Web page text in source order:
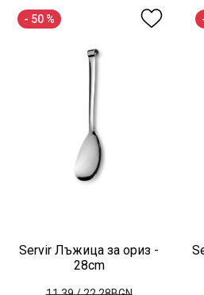
- 50 %
Servir Лъжица за ориз -
28cm